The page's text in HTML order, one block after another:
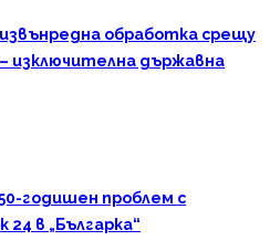
обработка срещу
изключителна държавна
годишен проблем с
в „Българка“